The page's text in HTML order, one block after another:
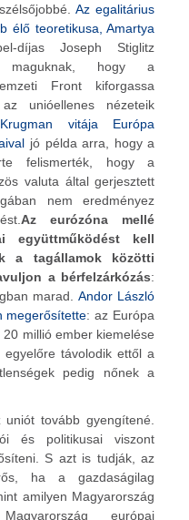
Az egalitárius
élő teoretikusa, Amartya
díjas Joseph Stiglitz
maguknak, hogy a
Front kiforgassa
unióellenes nézeteik
vitája Európa
jó példa arra, hogy a
felismerték, hogy a
valuta által gerjesztett
nem eredményez
Az eurózóna mellé
együttműködést kell
a tagállamok közötti
a bérfelzárkózás:
marad.Andor László
megerősítette: az Európa
millió ember kiemelése
távolodik ettől a
pedig nőnek a
tovább gyengítené.
és politikusai viszont
S azt is tudják, az
ha a gazdaságilag
amilyen Magyarország
európai